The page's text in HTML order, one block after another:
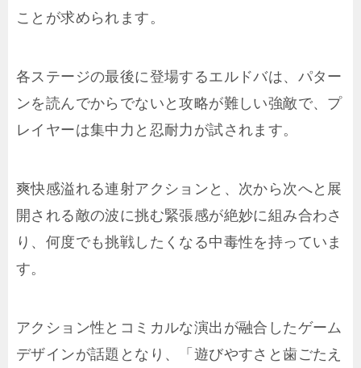
ことが求められます。
各ステージの最後に登場するエルドバは、パター
ンを読んでからでないと攻略が難しい強敵で、プ
レイヤーは集中力と忍耐力が試されます。
爽快感溢れる連射アクションと、次から次へと展
開される敵の波に挑む緊張感が絶妙に組み合わさ
り、何度でも挑戦したくなる中毒性を持っていま
す。
アクション性とコミカルな演出が融合したゲーム
デザインが話題となり、「遊びやすさと歯ごたえ